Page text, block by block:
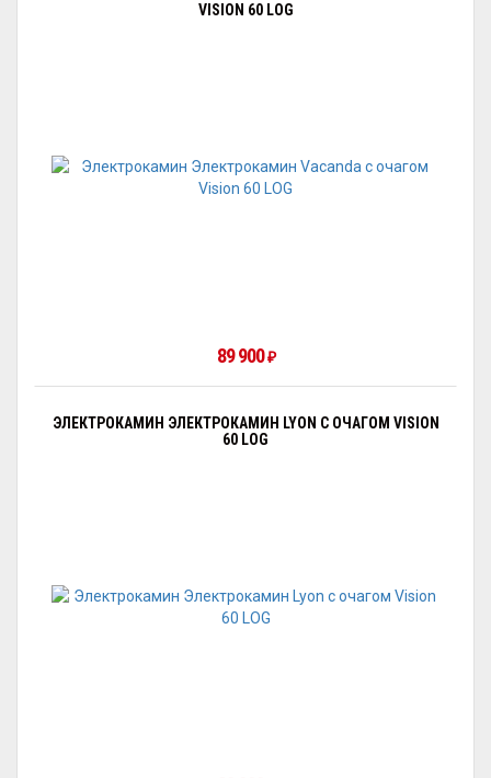
VISION 60 LOG
89 900₽
ЭЛЕКТРОКАМИН ЭЛЕКТРОКАМИН LYON С ОЧАГОМ VISION
60 LOG